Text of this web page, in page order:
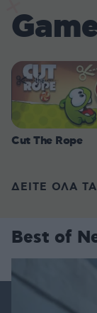
Cut The Rope
ΔΕΙΤΕ ΟΛΑ ΤΑ
Best of